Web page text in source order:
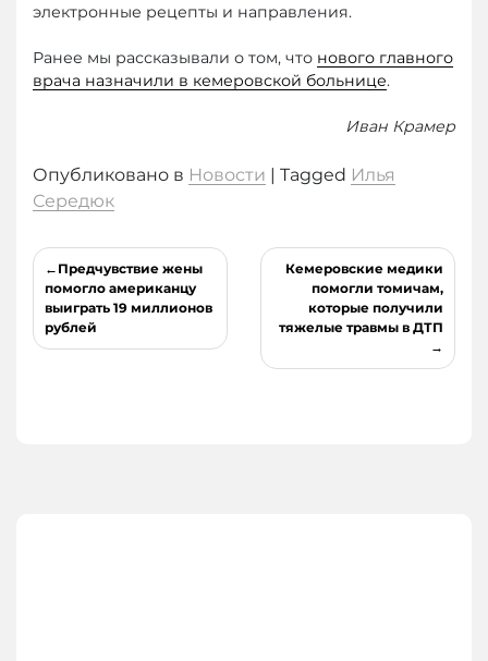
электронные рецепты и направления.
Ранее мы рассказывали о том, что нового главного
врача назначили в кемеровской больнице.
Иван Крамер
Опубликовано в Новости | Tagged Илья
Середюк
Навигация
по
записям
Предчувствие жены
помогло американцу
выиграть 19 миллионов
рублей
Кемеровские медики
помогли томичам,
которые получили
тяжелые травмы в ДТП